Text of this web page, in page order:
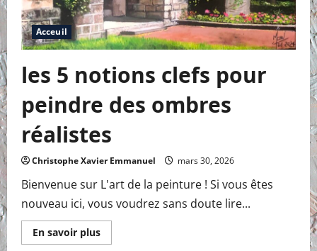
Acceuil
les 5 notions clefs pour
peindre des ombres
réalistes
Christophe Xavier Emmanuel mars 30, 2026
Bienvenue sur L'art de la peinture ! Si vous êtes
nouveau ici, vous voudrez sans doute lire...
En savoir plusEn
savoir